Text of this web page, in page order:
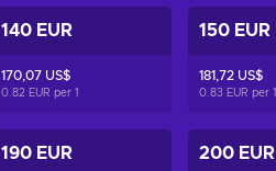
140 EUR
170,07 US$
0.82 EUR per1
150 EUR
181,72 US$
0.83 EUR per1
190 EUR 200 EUR